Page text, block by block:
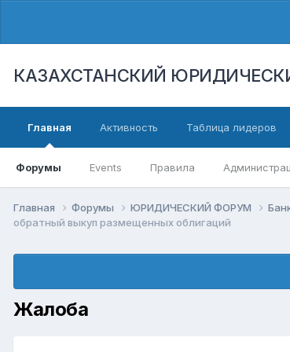
КАЗАХСТАНСКИЙ
Главная
Форумы Events Правила
Активность Таблица лидеров
Главная Форумы ЮРИДИЧЕСКИЙ ФОРУМ
обратный выкуп размещенных облигаций
Жалоба